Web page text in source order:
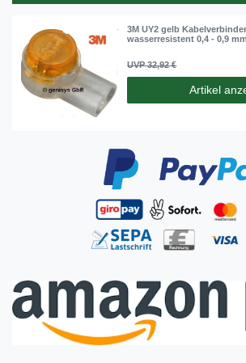
3M UY2 gelb
wasserresistent 0,4 - 0,9 mm
UVP 32,92 €
Artikel